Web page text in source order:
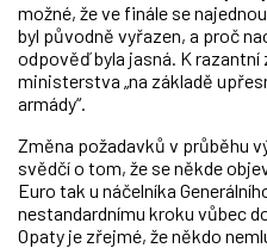
možné, že ve finále se
byl původně vyřazen, a proč
odpověď byla jasná. K
ministerstva „na základě
armády“.
Změna požadavků v průběhu
svědčí o tom, že se někde
Euro tak u náčelníka
nestandardnímu kroku vůbec
Opaty je zřejmé, že někdo